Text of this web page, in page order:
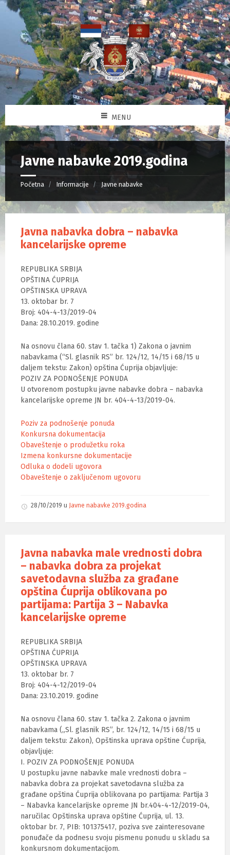
MENU
Javne nabavke 2019.godina
Početna Informacije Javne nabavke
Javna nabavka dobra – nabavka
kancelarijske opreme
REPUBLIKA SRBIJA
OPŠTINA ĆUPRIJA
OPŠTINSKA UPRAVA
13. oktobar br. 7
Broj: 404-4-13/2019-04
Dana: 28.10.2019. godine
Na osnovu člana 60. stav 1. tačka 1) Zakona o javnim
nabavkama (“Sl. glasnik RS” br. 124/12, 14/15 i 68/15 u
daljem tekstu: Zakon) opština Ćuprija objavljuje:
POZIV ZA PODNOŠENJE PONUDA
U otvorenom postupku javne nabavke dobra – nabavka
kancelarijske opreme JN br. 404-4-13/2019-04.
Poziv za podnošenje ponuda
Konkursna dokumentacija
Obaveštenje o produžetku roka
Izmena konkursne dokumentacije
Odluka o dodeli ugovora
Obaveštenje o zaključenom ugovoru
28/10/2019 u Javne nabavke 2019.godina
Javna nabavka male vrednosti dobra
– nabavka dobra za projekat
savetodavna služba za građane
opština Ćuprija oblikovana po
partijama: Partija 3 – Nabavka
kancelarijske opreme
REPUBLIKA SRBIJA
OPŠTINA ĆUPRIJA
OPŠTINSKA UPRAVA
13. oktobar br. 7
Broj: 404-4-12/2019-04
Dana: 23.10.2019. godine
Na osnovu člana 60. stav 1. tačka 2. Zakona o javnim
nabavkama („Sl. glasnik RS”, br. 124/12, 14/15 i 68/15 u
daljem tekstu: Zakon), Opštinska uprava opštine Ćuprija,
objavljuje:
I. POZIV ZA PODNOŠENJE PONUDA
U postupku javne nabavke male vrednosti dobra –
nabavka dobra za projekat savetodavna služba za
građane opština Ćuprija oblikovana po partijama: Partija 3
– Nabavka kancelarijske opreme JN br.404-4-12/2019-04,
naručilac Opštinska uprava opštine Ćuprija, ul. 13.
oktobar br. 7, PIB: 101375417, poziva sve zainteresovane
ponuđače da podnesu svoju pismenu ponudu u skladu sa
konkursnom dokumentacijom.